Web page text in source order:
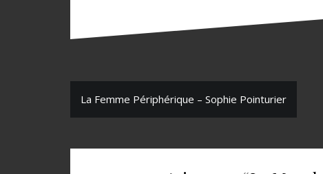
N
v
La Femme Périphérique – Sophie Pointurier